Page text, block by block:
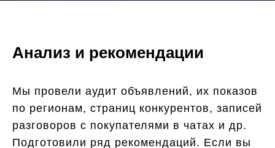
Анализ и рекомендации
Мы провели аудит объявлений, их показов
по регионам, страниц конкурентов, записей
разговоров с покупателями в чатах и др.
Подготовили ряд рекомендаций. Если вы